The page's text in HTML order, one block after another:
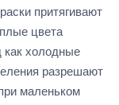
притягивают
цвета
как холодные
разрешают
маленьком